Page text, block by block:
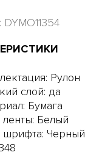
Рулон
слой: да
Бумага
Белый
шрифта: Черный